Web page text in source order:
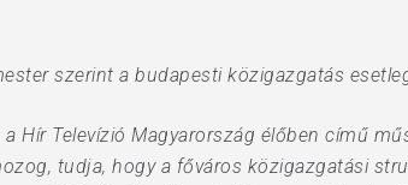
szerint a budapesti közigazgatás
a Hír Televízió Magyarország élőben című
tudja, hogy a főváros közigazgatási